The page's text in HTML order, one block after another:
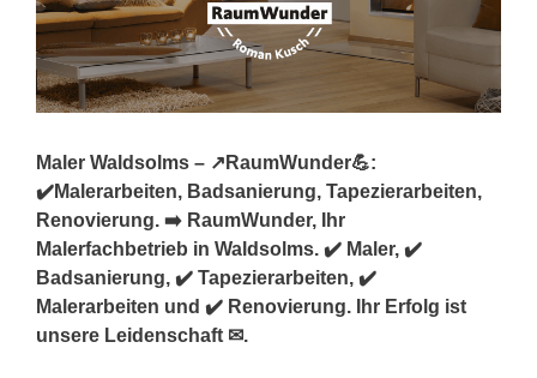
Maler Waldsolms – ↗️RaumWunder💪:
✔️Malerarbeiten, Badsanierung, Tapezierarbeiten,
Renovierung. ➡️ RaumWunder, Ihr
Malerfachbetrieb in Waldsolms. ✔️ Maler, ✔️
Badsanierung, ✔️ Tapezierarbeiten, ✔️
Malerarbeiten und ✔️ Renovierung. Ihr Erfolg ist
unsere Leidenschaft ✉.